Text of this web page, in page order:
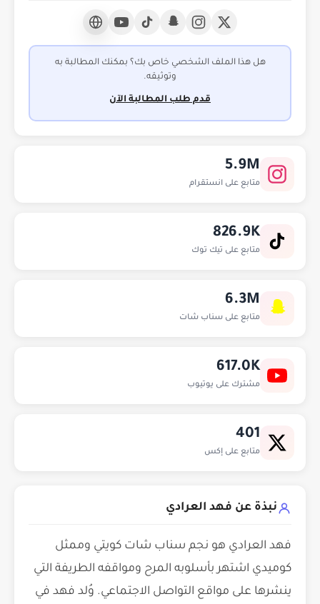
هل هذا الملف الشخصي خاص بك؟ بمكنك المطالبة به
وتوثيقه.
قدم طلب المطالبة الآن
5.9M
متابع على انستقرام
826.9K
متابع على تيك توك
6.3M
متابع على سناب شات
617.0K
مشترك على يوتيوب
401
متابع على إكس
نبذة عن فهد العرادي
فهد العرادي هو نجم سناب شات كويتي وممثل
كوميدي اشتهر بأسلوبه المرح ومواقفه الطريفة التي
ينشرها على مواقع التواصل الاجتماعي. وُلد فهد في